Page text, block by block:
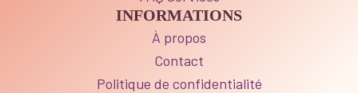
INFORMATIONS
À propos
Contact
Politique de confidentialité